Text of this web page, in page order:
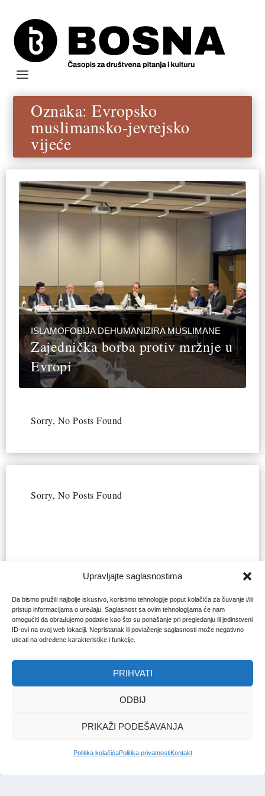
Upravljajte saglasnostima
Da bismo pružili najbolje iskustvo, koristimo tehnologije poput kolačića za čuvanje i/ili
pristup informacijama o uređaju. Saglasnost sa ovim tehnologijama će nam
omogućiti da obrađujemo podatke kao što su ponašanje pri pregledanju ili jedinstveni
ID-ovi na ovoj web lokaciji. Nepristanak ili povlačenje saglasnosti može negativno
uticati na određene karakteristike i funkcije.
PRIHVATI
ODBIJ
PRIKAŽI PODEŠAVANJA
Politika kolačićaPolitika privatnostiKontakt
Oznaka:Evropsko
muslimansko-jevrejsko
vijeće
ISLAMOFOBIJA DEHUMANIZIRA MUSLIMANE
Zajednička borba protiv mržnje u
Evropi
Sorry, No Posts Found
Sorry, No Posts Found